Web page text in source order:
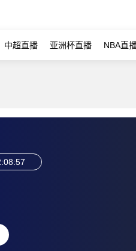
中超直播 亚洲杯直播 NBA直